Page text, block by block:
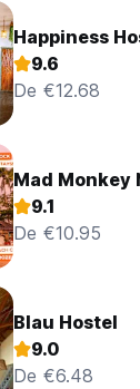
Happiness
9.6
De €12.68
Mad Monkey
9.1
De €10.95
Blau Hostel
9.0
De €6.48